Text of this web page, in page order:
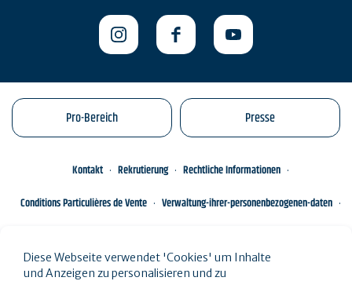
Pro-Bereich Presse
Kontakt Rekrutierung
Rechtliche Informationen
Conditions Particulières de Vente
Verwaltung-ihrer-personenbezogenen-daten
Diese Webseite verwendet 'Cookies' um Inhalte
und Anzeigen zu personalisieren und zu